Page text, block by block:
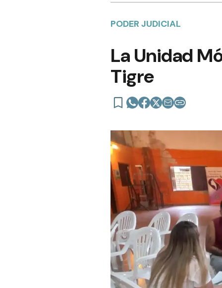
PODER JUDICIAL
La Unidad
Tigre